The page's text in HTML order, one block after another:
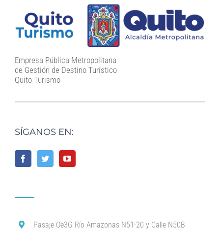
Empresa Pública Metropolitana
de Gestión de Destino Turístico
Quito Turismo
SÍGANOS EN:
Pasaje Oe3G Río Amazonas N51-20 y Calle N50B